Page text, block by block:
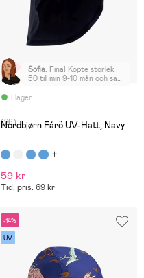
I lager
Sofia: Fina! Köpte storlek
50 till min 9-10 mån och satt
överdrivet
(26)
Nordbjørn Fårö UV-Hatt, Navy
59 kr
Tid. pris: 69 kr
-14%
UV